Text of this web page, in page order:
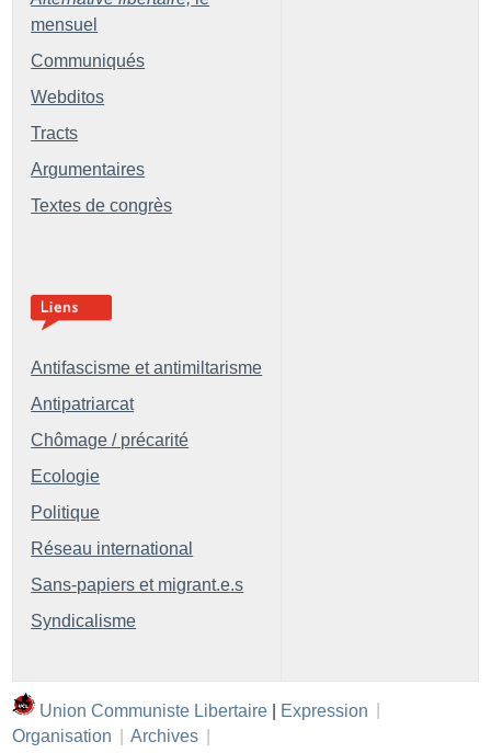
mensuel
Communiqués
Webditos
Tracts
Argumentaires
Textes de congrès
Antifascisme et antimiltarisme
Antipatriarcat
Chômage / précarité
Ecologie
Politique
Réseau international
Sans-papiers et migrant.e.s
Syndicalisme
Union Communiste Libertaire Expression
Organisation
Archives